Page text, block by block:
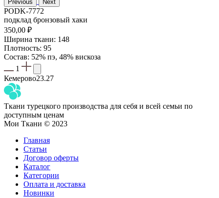
Previous Next
PODK-7772
подклад бронзовый хаки
350,00 ₽
Ширина ткани: 148
Плотность: 95
Состав: 52% пэ, 48% вискоза
1
Кемерово23.27
Ткани турецкого производства для себя и всей семьи по
доступным ценам
Мои Ткани © 2023
Главная
Статьи
Договор оферты
Каталог
Категории
Оплата и доставка
Новинки